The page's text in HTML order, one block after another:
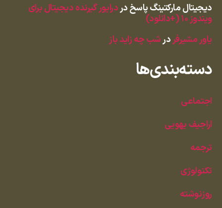
دیجیتال مارکتینگ پاسخدردرایور گیرنده دیجیتال برای
ویندوز ۱۰ (+دانلود)
یاور مشیرفردرشب چه زاید باز
دسته‌بندی‌ها
اجتماعی
اراجیف یهویی
ترجمه
تکنولوژی
روزنوشته